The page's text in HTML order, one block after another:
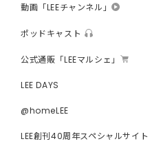
動画「LEEチャンネル」
ポッドキャスト
公式通販「LEEマルシェ」
LEE DAYS
@homeLEE
LEE創刊40周年スペシャルサイト